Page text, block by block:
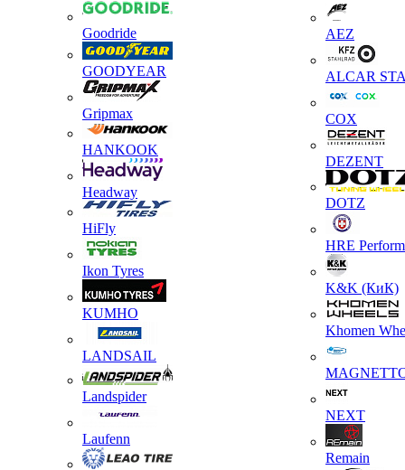
Goodride
GOODYEAR
Gripmax
HANKOOK
Headway
HiFly
Ikon Tyres
KUMHO
LANDSAIL
Landspider
Laufenn
AEZ
ALCAR
COX
DEZENT
DOTZ
HRE
K&K (КиК)
Khomen
NEXT
Remain